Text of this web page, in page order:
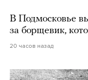
В Подмосковье
за борщевик,
20 часов назад